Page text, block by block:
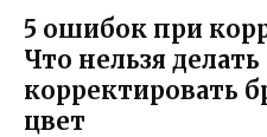
5 ошибок при
Что нельзя
корректировать
цвет